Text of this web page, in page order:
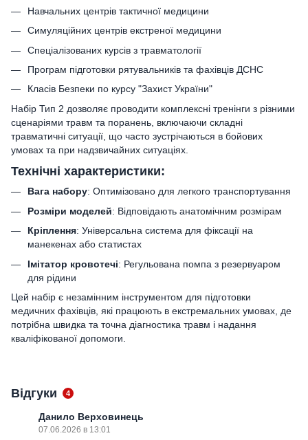
Навчальних центрів тактичної медицини
Симуляційних центрів екстреної медицини
Спеціалізованих курсів з травматології
Програм підготовки рятувальників та фахівців ДСНС
Класів Безпеки по курсу "Захист України"
Набір Тип 2 дозволяє проводити комплексні тренінги з різними
сценаріями травм та поранень, включаючи складні
травматичні ситуації, що часто зустрічаються в бойових
умовах та при надзвичайних ситуаціях.
Технічні характеристики:
Вага набору: Оптимізовано для легкого транспортування
Розміри моделей: Відповідають анатомічним розмірам
Кріплення: Універсальна система для фіксації на
манекенах або статистах
Імітатор кровотечі: Регульована помпа з резервуаром
для рідини
Цей набір є незамінним інструментом для підготовки
медичних фахівців, які працюють в екстремальних умовах, де
потрібна швидка та точна діагностика травм і надання
кваліфікованої допомоги.
Відгуки 4
Данило Верховинець
07.06.2026 в 13:01